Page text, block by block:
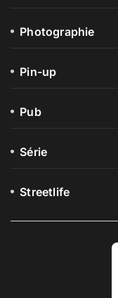
Photographie
Pin-up
Pub
Série
Streetlife